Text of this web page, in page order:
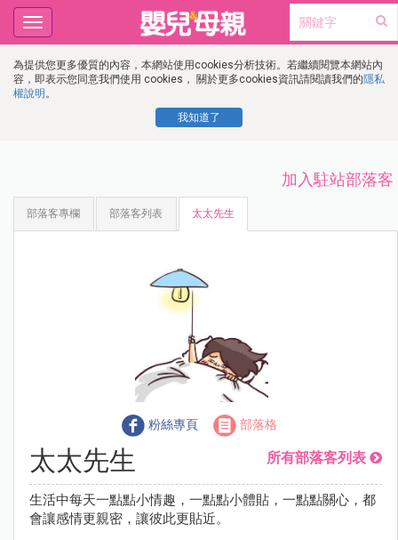
為提供您更多優質的內容，本網站使用cookies分析技術。若繼續閱覽本網站內
容，即表示您同意我們使用 cookies， 關於更多cookies資訊請閱讀我們的隱私
權說明 。
我知道了
Toggle
navigation
加入駐站部落客
部落客專欄 部落客列表 太太先生
粉絲專頁 部落格
太太先生 所有部落客列表
生活中每天一點點小情趣，一點點小體貼，一點點關心，都
會讓感情更親密，讓彼此更貼近。